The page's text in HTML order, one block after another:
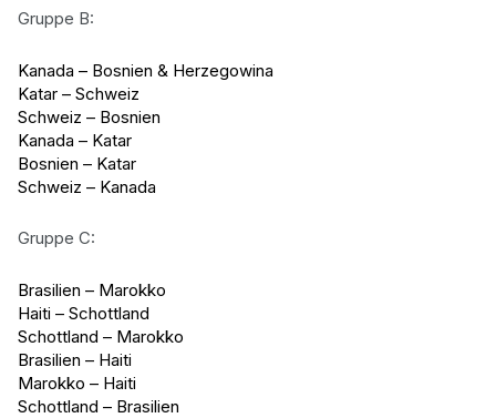
Gruppe B:
Kanada – Bosnien & Herzegowina
Katar – Schweiz
Schweiz – Bosnien
Kanada – Katar
Bosnien – Katar
Schweiz – Kanada
Gruppe C:
Brasilien – Marokko
Haiti – Schottland
Schottland – Marokko
Brasilien – Haiti
Marokko – Haiti
Schottland – Brasilien